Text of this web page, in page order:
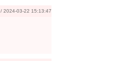
/ 2024-03-22 15:13:47